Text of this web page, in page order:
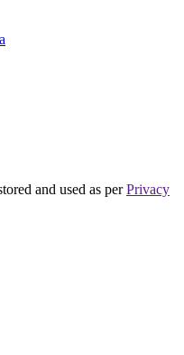
and used as perPrivacy